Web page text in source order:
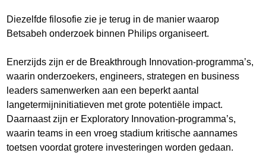
Diezelfde filosofie zie je terug in de manier waarop
Betsabeh onderzoek binnen Philips organiseert.
Enerzijds zijn er de Breakthrough Innovation-programma’s,
waarin onderzoekers, engineers, strategen en business
leaders samenwerken aan een beperkt aantal
langetermijninitiatieven met grote potentiële impact.
Daarnaast zijn er Exploratory Innovation-programma’s,
waarin teams in een vroeg stadium kritische aannames
toetsen voordat grotere investeringen worden gedaan.